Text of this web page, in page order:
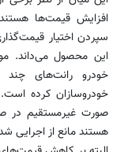
افزایش قیمت‌ها
سپردن اختیار
این محصول می‌داند.
خودرو رانت‌های چند
خودروسازان کرده
صورت غیرمستقیم در
هستند مانع از